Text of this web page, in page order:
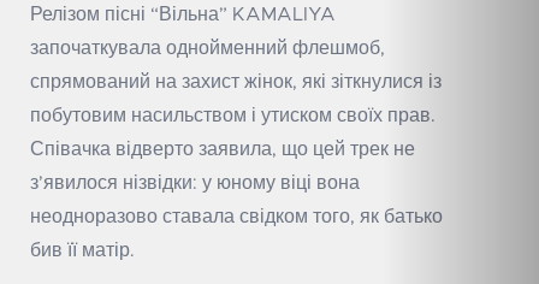
Релізом пісні “Вільна” KAMALIYA
започаткувала однойменний флешмоб,
спрямований на захист жінок, які зіткнулися із
побутовим насильством і утиском своїх прав.
Співачка відверто заявила, що цей трек не
з’явилося нізвідки: у юному віці вона
неодноразово ставала свідком того, як батько
бив її матір.